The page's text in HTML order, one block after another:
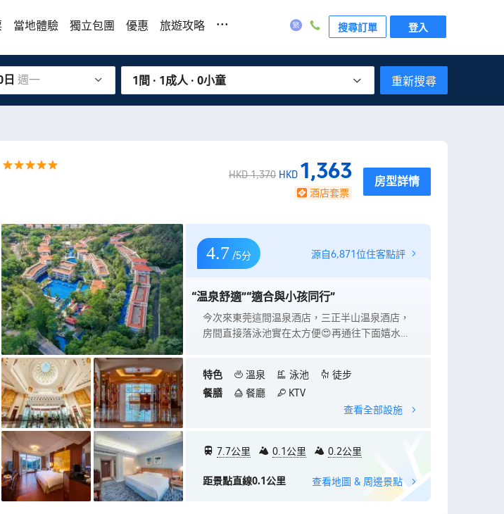
當地體驗 獨立包團 優惠 旅遊攻略 ... 搜尋訂單 登入
週一 1間 · 1成人 · 0小童 重新搜尋
HKD 1,370 HKD 1,363
酒店套票
房型詳情
4.7 /5分 源自6,871位住客點評
“温泉舒適”“適合與小孩同行”
，訂了帶院子的房間院子葉子都不掃
浴缸是壞的沒有熱水，塞子不能塞
別難吃，我真無法想象這是2k多一晚
供的早餐。遊樂園和温泉還可以吧，
小孩玩的話這裡是推薦的，但對於大
來，這裏可以完全pass不考慮了。以
賣竟然要去外賣櫃取，我住個200的
有機器人送，這酒店竟然如此樸實無
取。外賣櫃那塊出入大理石巨滑，每
滑腳，好消息是沒摔，壞消息嚇得瞌
之永遠不會再來了。唉……
今次來東莞這間温泉酒店，三正半山温泉酒店，
房間直接落泳池實在太方便😍再通往下面嬉水
自助餐雖然非常多人，但食物方面源源不絕，沒
有斷埸👍🏻小朋友也有室內遊楽場，放電一流😂入
房前加了個管家小龍，他會及時將特別事情提醒
🥰三日兩夜行程全部在酒店遊玩，值得推介❤️
特色 溫泉 泳池
徒步
餐膳
餐廳
KTV
查看全部設施
7.7公里 0.1公里 0.2公里
距景點直線0.1公里 查看地圖 & 周邊景點